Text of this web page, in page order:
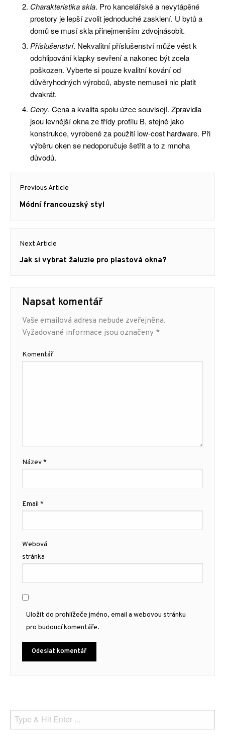
Charakteristika skla. Pro kancelářské a nevytápěné
prostory je lepší zvolit jednoduché zasklení. U bytů a
domů se musí skla přinejmenším zdvojnásobit.
Příslušenství. Nekvalitní příslušenství může vést k
odchlipování klapky sevření a nakonec být zcela
poškozen. Vyberte si pouze kvalitní kování od
důvěryhodných výrobců, abyste nemuseli nic platit
dvakrát.
Ceny. Cena a kvalita spolu úzce souvisejí. Zpravidla
jsou levnější okna ze třídy profilu B, stejně jako
konstrukce, vyrobené za použití low-cost hardware. Při
výběru oken se nedoporučuje šetřit a to z mnoha
důvodů.
pro
příspěvek
Previous Article
Previous
Módní francouzský styl
Next Article
Next
Jak si vybrat žaluzie pro plastová okna?
Napsat komentář
Vaše emailová adresa nebude zveřejněna.
Vyžadované informace jsou označeny *
Komentář
Název*
Email *
Webová
stránka
Uložit do prohlížeče jméno, email a webovou stránku
pro budoucí komentáře.